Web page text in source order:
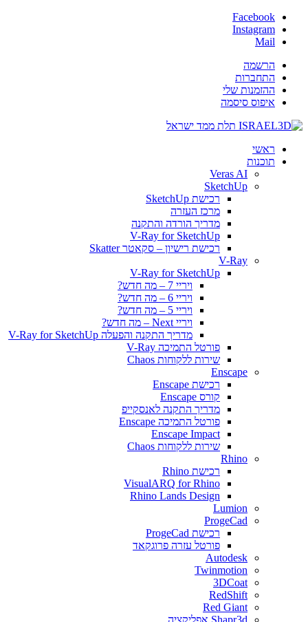
Facebook
Instagram
Mail
הרשמה
התחברות
ההזמנות שלי
איפוס סיסמה
ראשי
תוכנות
Veras AI
SketchUp
רכישת SketchUp
מרכז העזרה
מדריך הורדה והתקנה
V-Ray for SketchUp
רכישת רישיון – סקאטר Skatter
V-Ray
V-Ray for SketchUp
ויריי 7 – מה חדש?
ויריי 6 – מה חדש?
ויריי 5 – מה חדש?
ויריי Next – מה חדש?
מדריך התקנה והפעלה V-Ray for SketchUp
פורטל התמיכה V-Ray
שירות ללקוחות Chaos
Enscape
רכישת Enscape
קורס Enscape
מדריך התקנה לאנסקייפ
פורטל התמיכה Enscape
Enscape Impact
שירות ללקוחות Chaos
Rhino
רכישת Rhino
VisualARQ for Rhino
Rhino Lands Design
Lumion
ProgeCad
רכישת ProgeCad
פורטל עזרה פרוגקאד
Autodesk
Twinmotion
3DCoat
RedShift
Red Giant
Shapr3d אפליקציה